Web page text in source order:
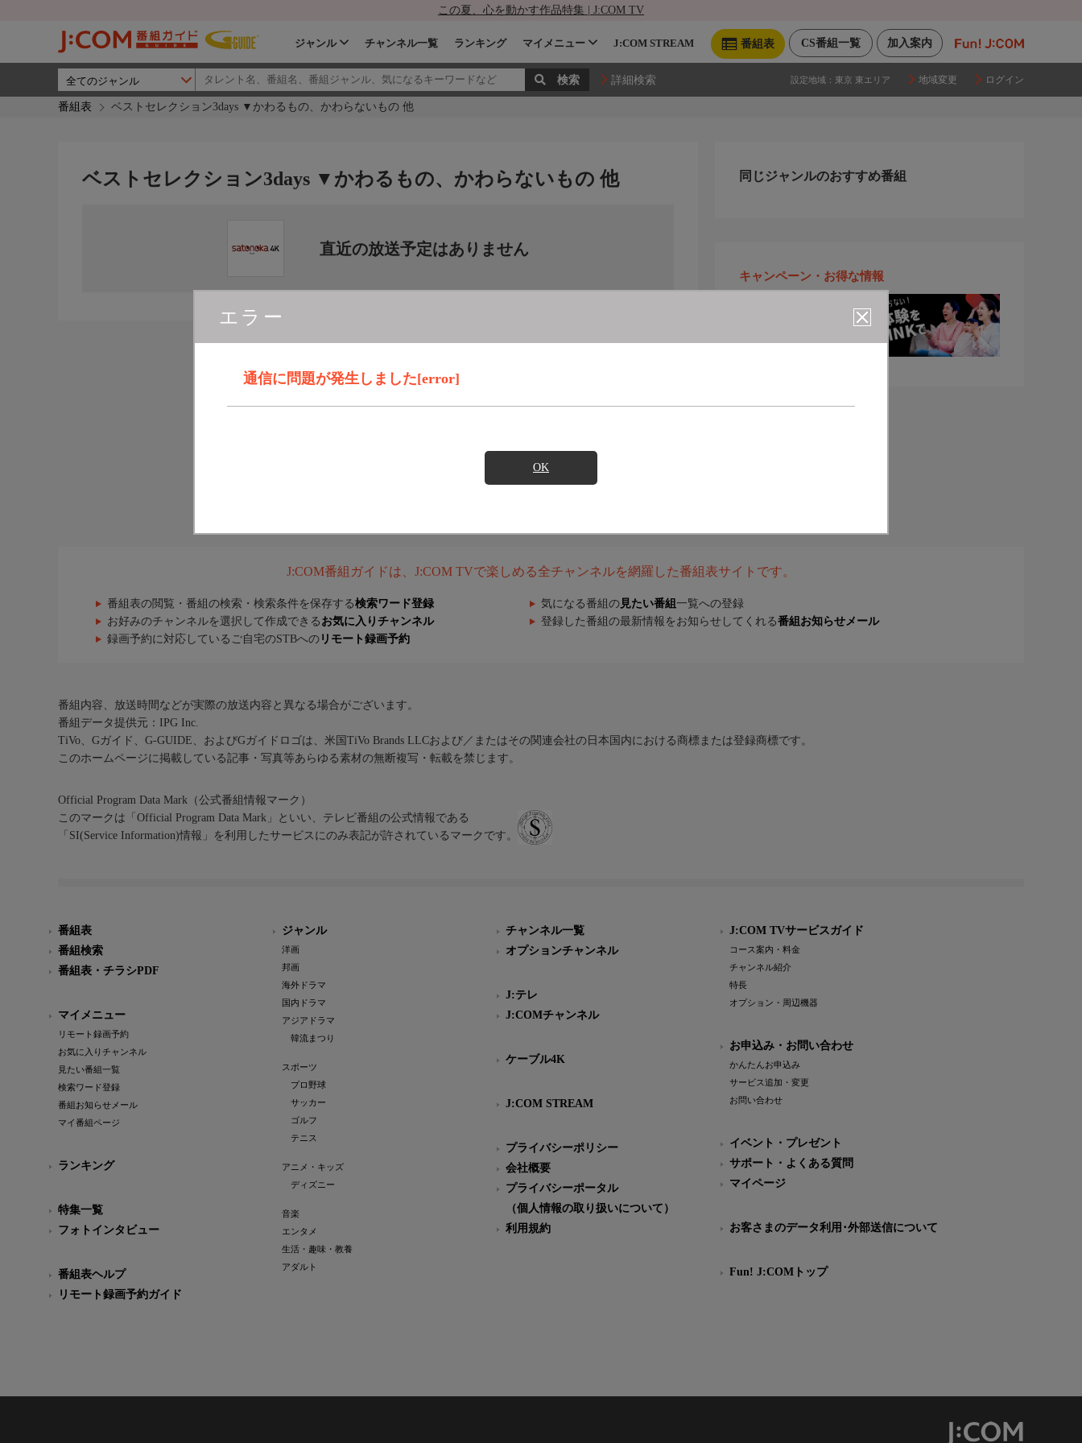
この夏、心を動かす作品特集 | J:COM TV
加入案内
CS番組一覧
番組表
ジャンル チャンネル一覧 ランキング マイメニュー J:COM STREAM
詳細検索 設定地域： 東京 東エリア 地域変更 ログイン
番組表 ベストセレクション3days ▼かわるもの、かわらないもの 他
エラー
通信に問題が発生しました[error]
OK
ベストセレクション3days ▼かわるもの、かわらないもの 他
直近の放送予定はありません
同じジャンルのおすすめ番組
キャンペーン・お得な情報
J:COM番組ガイドは、J:COM TVで楽しめる全チャンネルを網羅した番組表サイトです。
番組表の閲覧・番組の検索・検索条件を保存する検索ワード登録 気になる番組の 見たい番組 一覧への登録
お好みのチャンネルを選択して作成できる お気に入りチャンネル 登録した番組の最新情報をお知らせしてくれる番組お知らせメール
録画予約に対応しているご自宅のSTBへの リモート録画予約
番組内容、放送時間などが実際の放送内容と異なる場合がございます。
番組データ提供元：IPG Inc.
TiVo、Gガイド、G-GUIDE、およびGガイドロゴは、米国TiVo Brands LLCおよび／またはその関連会社の日本国内における商標または登録商標です。
このホームページに掲載している記事・写真等あらゆる素材の無断複写・転載を禁じます。
Official Program Data Mark（公式番組情報マーク）
このマークは「Official Program Data Mark」といい、テレビ番組の公式情報である
「SI(Service Information)情報」を利用したサービスにのみ表記が許されているマークです。
番組表
番組検索
番組表・チラシPDF
マイメニュー
リモート録画予約
お気に入りチャンネル
見たい番組一覧
検索ワード登録
番組お知らせメール
マイ番組ページ
ランキング
特集一覧
フォトインタビュー
番組表ヘルプ
リモート録画予約ガイド
ジャンル
洋画
邦画
海外ドラマ
国内ドラマ
アジアドラマ
韓流まつり
スポーツ
プロ野球
サッカー
ゴルフ
テニス
アニメ・キッズ
ディズニー
音楽
エンタメ
生活・趣味・教養
アダルト
チャンネル一覧
オプションチャンネル
J:テレ
J:COMチャンネル
ケーブル4K
J:COM STREAM
プライバシーポリシー
会社概要
プライバシーポータル
（個人情報の取り扱いについて）
利用規約
J:COM TVサービスガイド
コース案内・料金
チャンネル紹介
特長
オプション・周辺機器
お申込み・お問い合わせ
かんたんお申込み
サービス追加・変更
お問い合わせ
イベント・プレゼント
サポート・よくある質問
マイページ
お客さまのデータ利用･外部送信について
Fun! J:COMトップ